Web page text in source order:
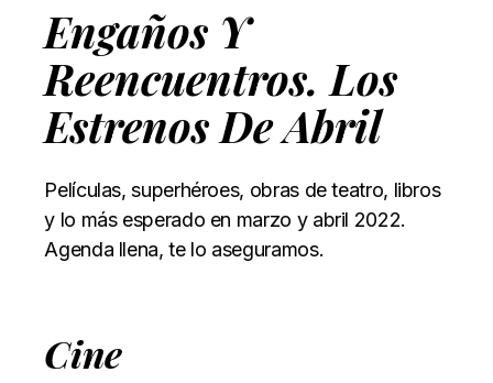
Engaños Y
Reencuentros. Los
Estrenos De Abril
Películas, superhéroes, obras de teatro, libros
y lo más esperado en marzo y abril 2022.
Agenda llena, te lo aseguramos.
Cine